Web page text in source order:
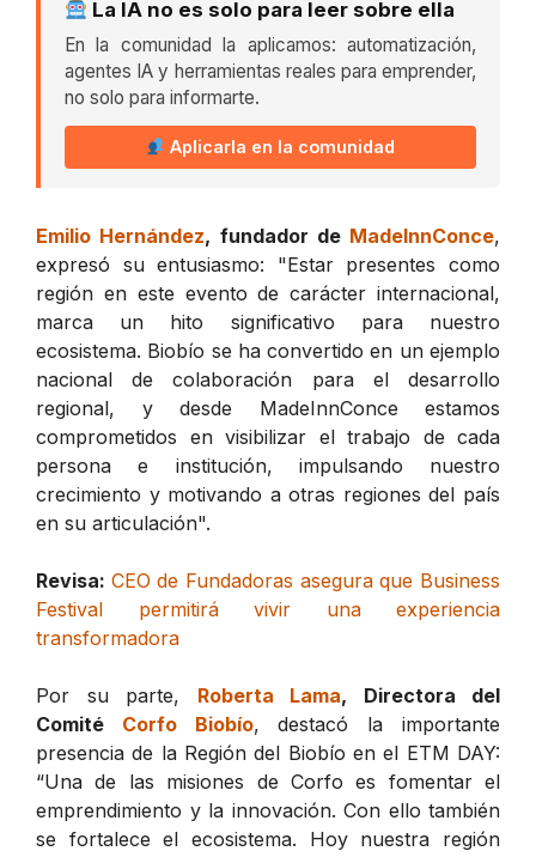
La IA no es solo para leer sobre ella
En la comunidad la aplicamos: automatización,
agentes IA y herramientas reales para emprender,
no solo para informarte.
Aplicarla en la comunidad
Emilio Hernández, fundador de MadeInnConce,
expresó su entusiasmo: "Estar presentes como
región en este evento de carácter internacional,
marca un hito significativo para nuestro
ecosistema. Biobío se ha convertido en un ejemplo
nacional de colaboración para el desarrollo
regional, y desde MadeInnConce estamos
comprometidos en visibilizar el trabajo de cada
persona e institución, impulsando nuestro
crecimiento y motivando a otras regiones del país
en su articulación".
Revisa: CEO de Fundadoras asegura que Business
Festival permitirá vivir una experiencia
transformadora
Por su parte, Roberta Lama, Directora del
Comité Corfo Biobío, destacó la importante
presencia de la Región del Biobío en el ETM DAY:
“Una de las misiones de Corfo es fomentar el
emprendimiento y la innovación. Con ello también
se fortalece el ecosistema. Hoy nuestra región